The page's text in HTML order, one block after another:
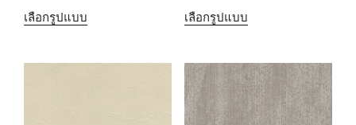
เลือกรูปแบบ
เลือกรูปแบบ